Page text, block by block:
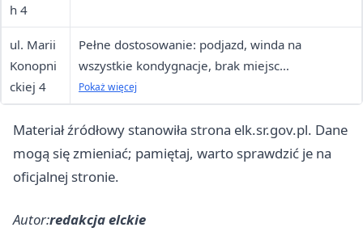
h 4
ul. Marii
Konopni
ckiej 4
Pełne dostosowanie: podjazd, winda na
wszystkie kondygnacje, brak miejsc
parkingowych przy budynku
Pokaż więcej
Materiał źródłowy stanowiła strona elk.sr.gov.pl. Dane
mogą się zmieniać; pamiętaj, warto sprawdzić je na
oficjalnej stronie.
Autor:redakcja elckie